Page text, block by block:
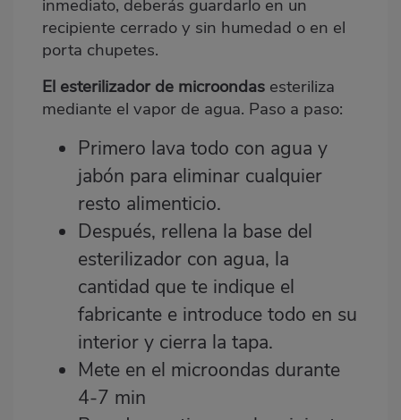
inmediato, deberás guardarlo en un
recipiente cerrado y sin humedad o en el
porta chupetes.
El esterilizador de microondas esteriliza
mediante el vapor de agua. Paso a paso:
Primero lava todo con agua y
jabón para eliminar cualquier
resto alimenticio.
Después, rellena la base del
esterilizador con agua, la
cantidad que te indique el
fabricante e introduce todo en su
interior y cierra la tapa.
Mete en el microondas durante
4-7 min